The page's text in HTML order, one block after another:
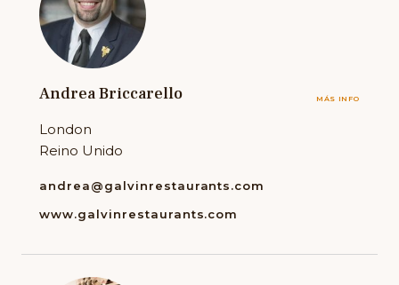
Andrea Briccarello MÁS INFO
London
Reino Unido
andrea@galvinrestaurants.com
www.galvinrestaurants.com